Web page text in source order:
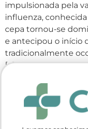
impulsionada pela
influenza,
cepa tornou-se
e antecipou o início
tradicionalmente
[…]